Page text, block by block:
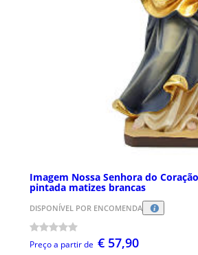
Imagem Nossa Senhora do
pintada matizes brancas
DISPONÍVEL POR ENCOMENDA
Preço a partir de € 57,90